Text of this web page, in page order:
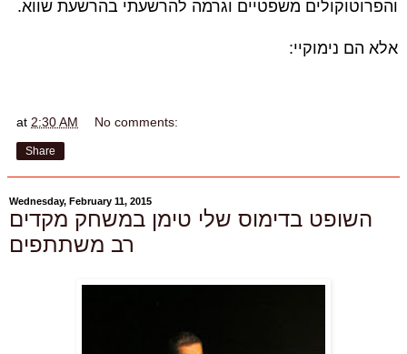
והפרוטוקולים משפטיים וגרמה להרשעתי בהרשעת שווא.
אלא הם נימוקיי:
at 2:30 AM No comments:
Share
Wednesday, February 11, 2015
השופט בדימוס שלי טימן במשחק מקדים
רב משתתפים